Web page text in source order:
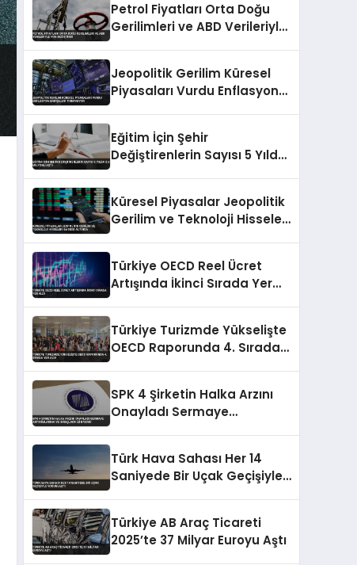
Petrol Fiyatları Orta Doğu
Gerilimleri ve ABD Verileriyle
Jeopolitik Gerilim Küresel
Piyasaları Vurdu Enflasyon
Eğitim İçin Şehir
Değiştirenlerin Sayısı 5 Yılda
Küresel Piyasalar Jeopolitik
Gerilim ve Teknoloji Hisseleri
Türkiye OECD Reel Ücret
Artışında İkinci Sırada Yer
Türkiye Turizmde Yükselişte
OECD Raporunda 4. Sırada
SPK 4 Şirketin Halka Arzını
Onayladı Sermaye
Türk Hava Sahası Her 14
Saniyede Bir Uçak Geçişiyle
Türkiye AB Araç Ticareti
2025’te 37 Milyar Euroyu Aştı